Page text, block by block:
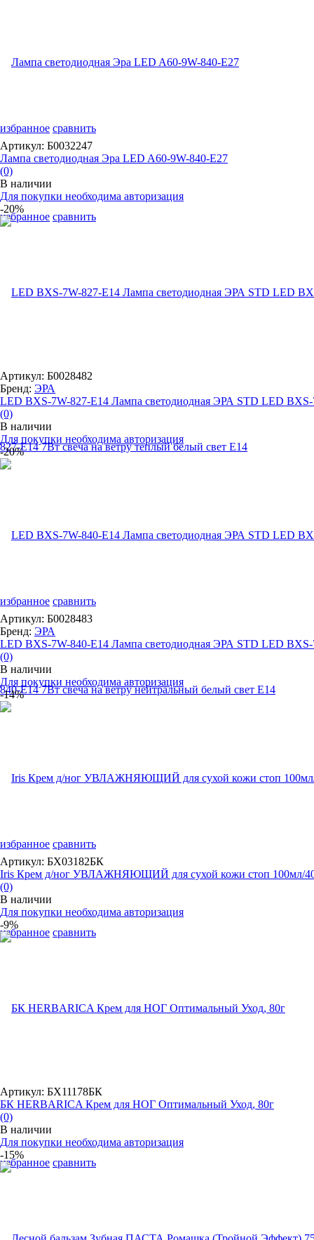
избранное сравнить
избранное сравнить
Артикул: Б0032247
Лампа светодиодная Эра LED A60-9W-840-E27
(0)
В наличии
Для покупки необходима авторизация
-20%
избранное сравнить
Артикул: Б0028482
Бренд: ЭРА
LED BXS-7W-827-E14 Лампа светодиодная ЭРА STD LED BXS-
(0)
В наличии
Для покупки необходима авторизация
-20%
избранное сравнить
Артикул: Б0028483
Бренд: ЭРА
LED BXS-7W-840-E14 Лампа светодиодная ЭРА STD LED BXS-
(0)
В наличии
Для покупки необходима авторизация
-14%
избранное сравнить
Артикул: БХ03182БК
Iris Крем д/ног УВЛАЖНЯЮЩИЙ для сухой кожи стоп 100мл/
(0)
В наличии
Для покупки необходима авторизация
-9%
избранное сравнить
Артикул: БХ11178БК
БК HERBARICA Крем для НОГ Оптимальный Уход, 80г
(0)
В наличии
Для покупки необходима авторизация
-15%